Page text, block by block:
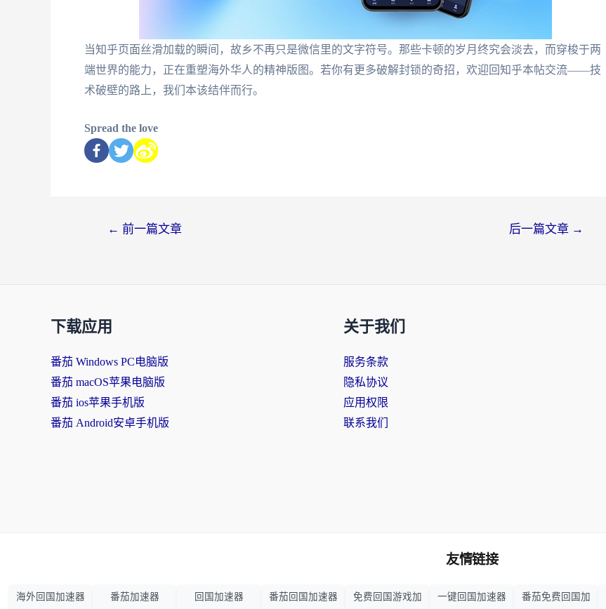
当知乎页面丝滑加载的瞬间，故乡不再只是微信里的文字符号。那些卡顿的岁月终究会淡去，而穿梭于两
端世界的能力，正在重塑海外华人的精神版图。若你有更多破解封锁的奇招，欢迎回知乎本帖交流——技
术破壁的路上，我们本该结伴而行。
Spread the love
← 前一篇文章 后一篇文章 →
下载应用
番茄 Windows PC电脑版
番茄 macOS苹果电脑版
番茄 ios苹果手机版
番茄 Android安卓手机版
关于我们
服务条款
隐私协议
应用权限
联系我们
友情链接
海外回国加速器 番茄加速器 回国加速器 番茄回国加速器 免费回国游戏加 一键回国加速器 番茄免费回国加